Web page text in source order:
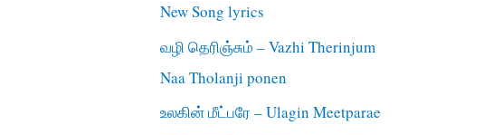
New Song lyrics
வழி தெரிஞ்சும் – Vazhi Therinjum
Naa Tholanji ponen
உலகின் மீட்பரே – Ulagin Meetparae